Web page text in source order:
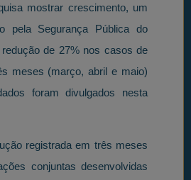
mostrar crescimento, um
pela Segurança Pública do
de 27% nos casos de
meses (março, abril e maio)
foram divulgados nesta
registrada em três meses
conjuntas desenvolvidas